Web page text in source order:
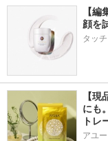
【
顔を
タッ
【
にも
トレ
アユー